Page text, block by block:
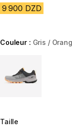
9 900 DZD
Couleur : Gris /
Taille